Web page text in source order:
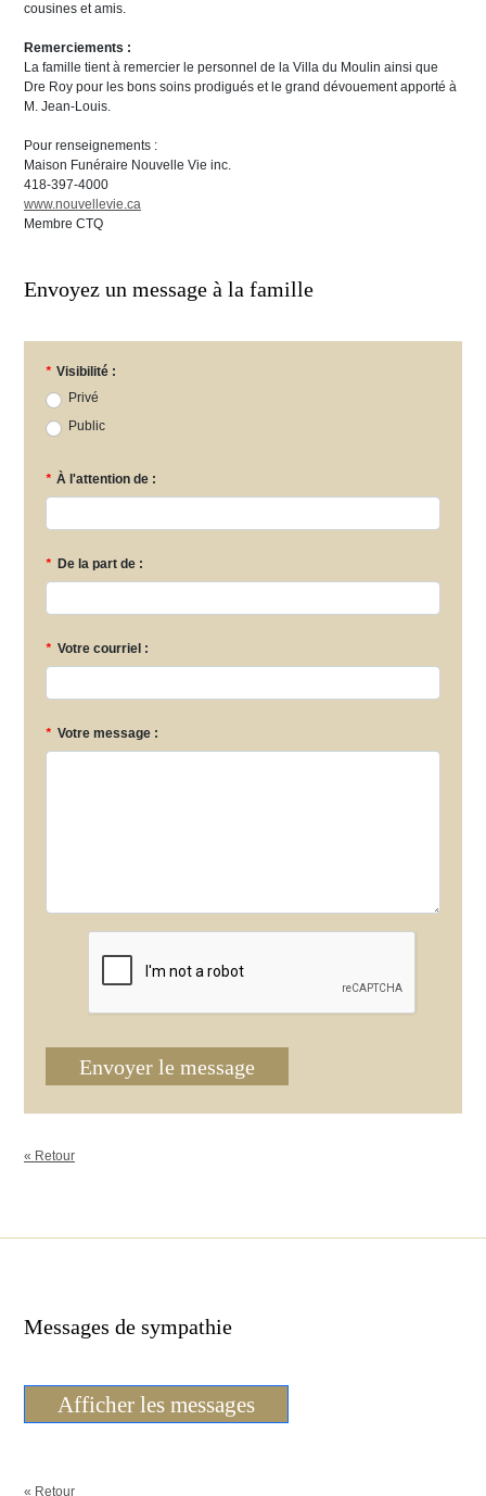
cousines et amis.
Remerciements :
La famille tient à remercier le personnel de la Villa du Moulin ainsi que
Dre Roy pour les bons soins prodigués et le grand dévouement apporté à
M. Jean-Louis.
Pour renseignements :
Maison Funéraire Nouvelle Vie inc.
418-397-4000
www.nouvellevie.ca
Membre CTQ
Envoyez un message à la famille
* Visibilité :
Privé
Public
* À l'attention de :
* De la part de :
* Votre courriel :
* Votre message :
Envoyer le message
« Retour
Messages de sympathie
Afficher les messages
« Retour